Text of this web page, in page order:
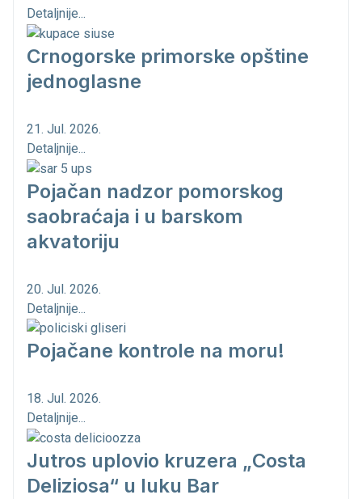
Detaljnije...
Crnogorske primorske opštine
jednoglasne
21. Jul. 2026.
Detaljnije...
Pojačan nadzor pomorskog
saobraćaja i u barskom
akvatoriju
20. Jul. 2026.
Detaljnije...
Pojačane kontrole na moru!
18. Jul. 2026.
Detaljnije...
Jutros uplovio kruzera „Costa
Deliziosa“ u luku Bar